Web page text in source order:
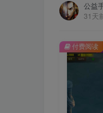
公益
31天
付费阅读